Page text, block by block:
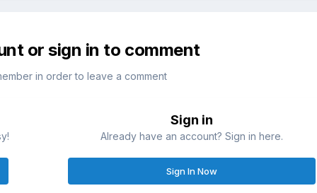
or sign in to comment
in order to leave a comment
Sign in
Already have an account? Sign in here.
Sign In Now